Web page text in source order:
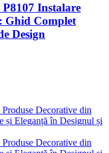
Instalare
Ghid Complet
Design